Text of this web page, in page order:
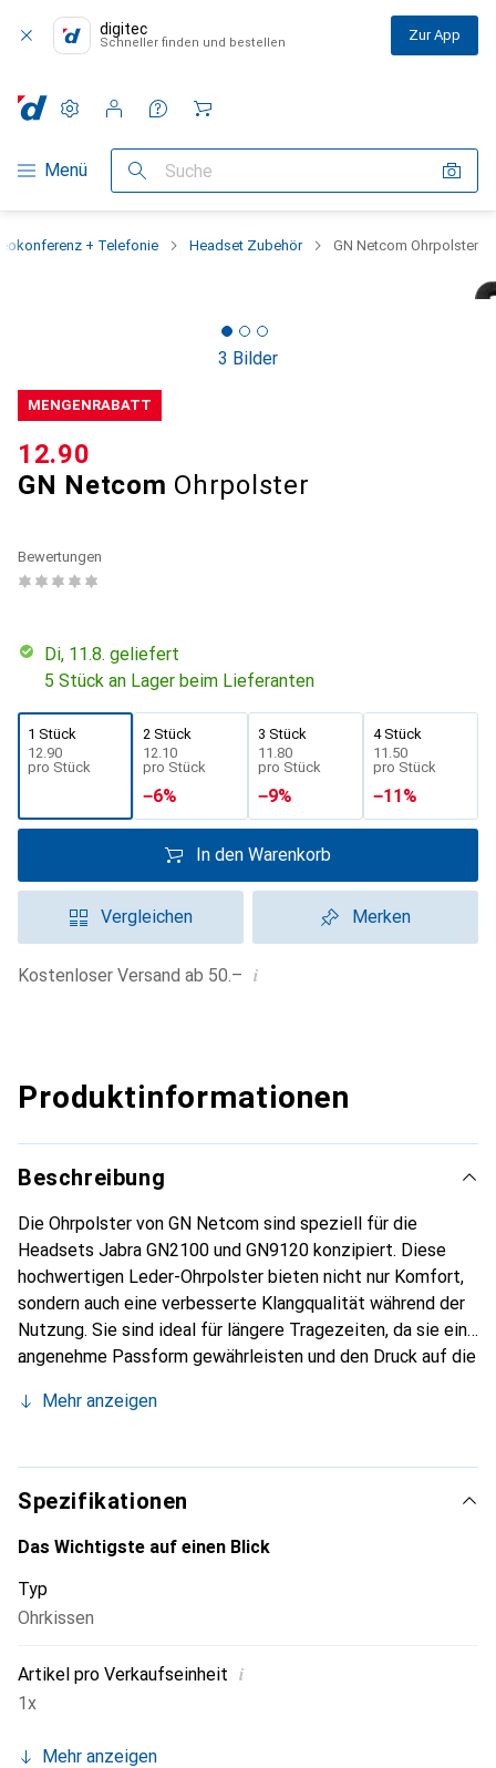
digitec
Schneller finden und bestellen Zur App
Navigation nach Kategorien
Menü Suche
Einstellungen
Kundenkonto
Vergleichslisten
Merklisten
Warenkorb
+ Telefonie Headset Zubehör GN Netcom Ohrpolster
3 Bilder
MENGENRABATT
GN Netcom Ohrpolster
CHF
12.90
Bewertungen
Di, 11.8. geliefert
5 Stück an Lager beim Lieferanten
1 Stück
CHF
12.90
pro Stück
2 Stück
CHF
12.10
pro Stück
−6%
3 Stück
CHF
11.80
pro Stück
−9%
4 Stück
CHF
11.50
pro Stück
−11%
In den Warenkorb
Vergleichen Merken
Kostenloser Versand ab 50.– i
Produktinformationen
Beschreibung
Die Ohrpolster von GN Netcom sind speziell für die
Headsets Jabra GN2100 und GN9120 konzipiert. Diese
hochwertigen Leder-Ohrpolster bieten nicht nur Komfort,
sondern auch eine verbesserte Klangqualität während der
Nutzung. Sie sind ideal für längere Tragezeiten, da sie eine
angenehme Passform gewährleisten und den Druck auf die
zwei Stück erhältlich, was eine einfache Erneuerung und
Kunstleder sorgt für eine langlebige und pflegeleichte
Oberfläche, die sich leicht reinigen lässt. Diese Ohrpolster
sind eine praktische Ergänzung für alle, die Wert auf eine
optimale Nutzungserfahrung ihrer Jabra-Headsets legen.
Mehr anzeigen
Spezifikationen
Das Wichtigste auf einen Blick
Typ
Ohrkissen
Artikel pro Verkaufseinheit i
1x
Mehr anzeigen